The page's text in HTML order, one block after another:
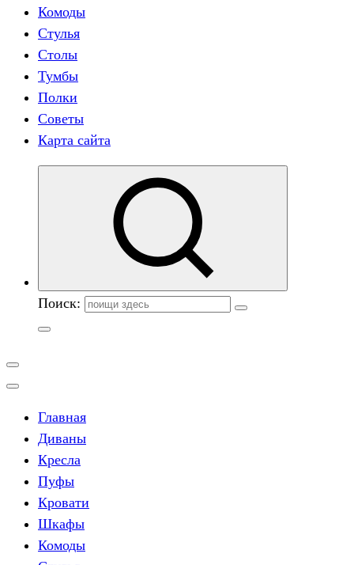
Комоды
Стулья
Столы
Тумбы
Полки
Советы
Карта сайта
Поиск:
Главная
Диваны
Кресла
Пуфы
Кровати
Шкафы
Комоды